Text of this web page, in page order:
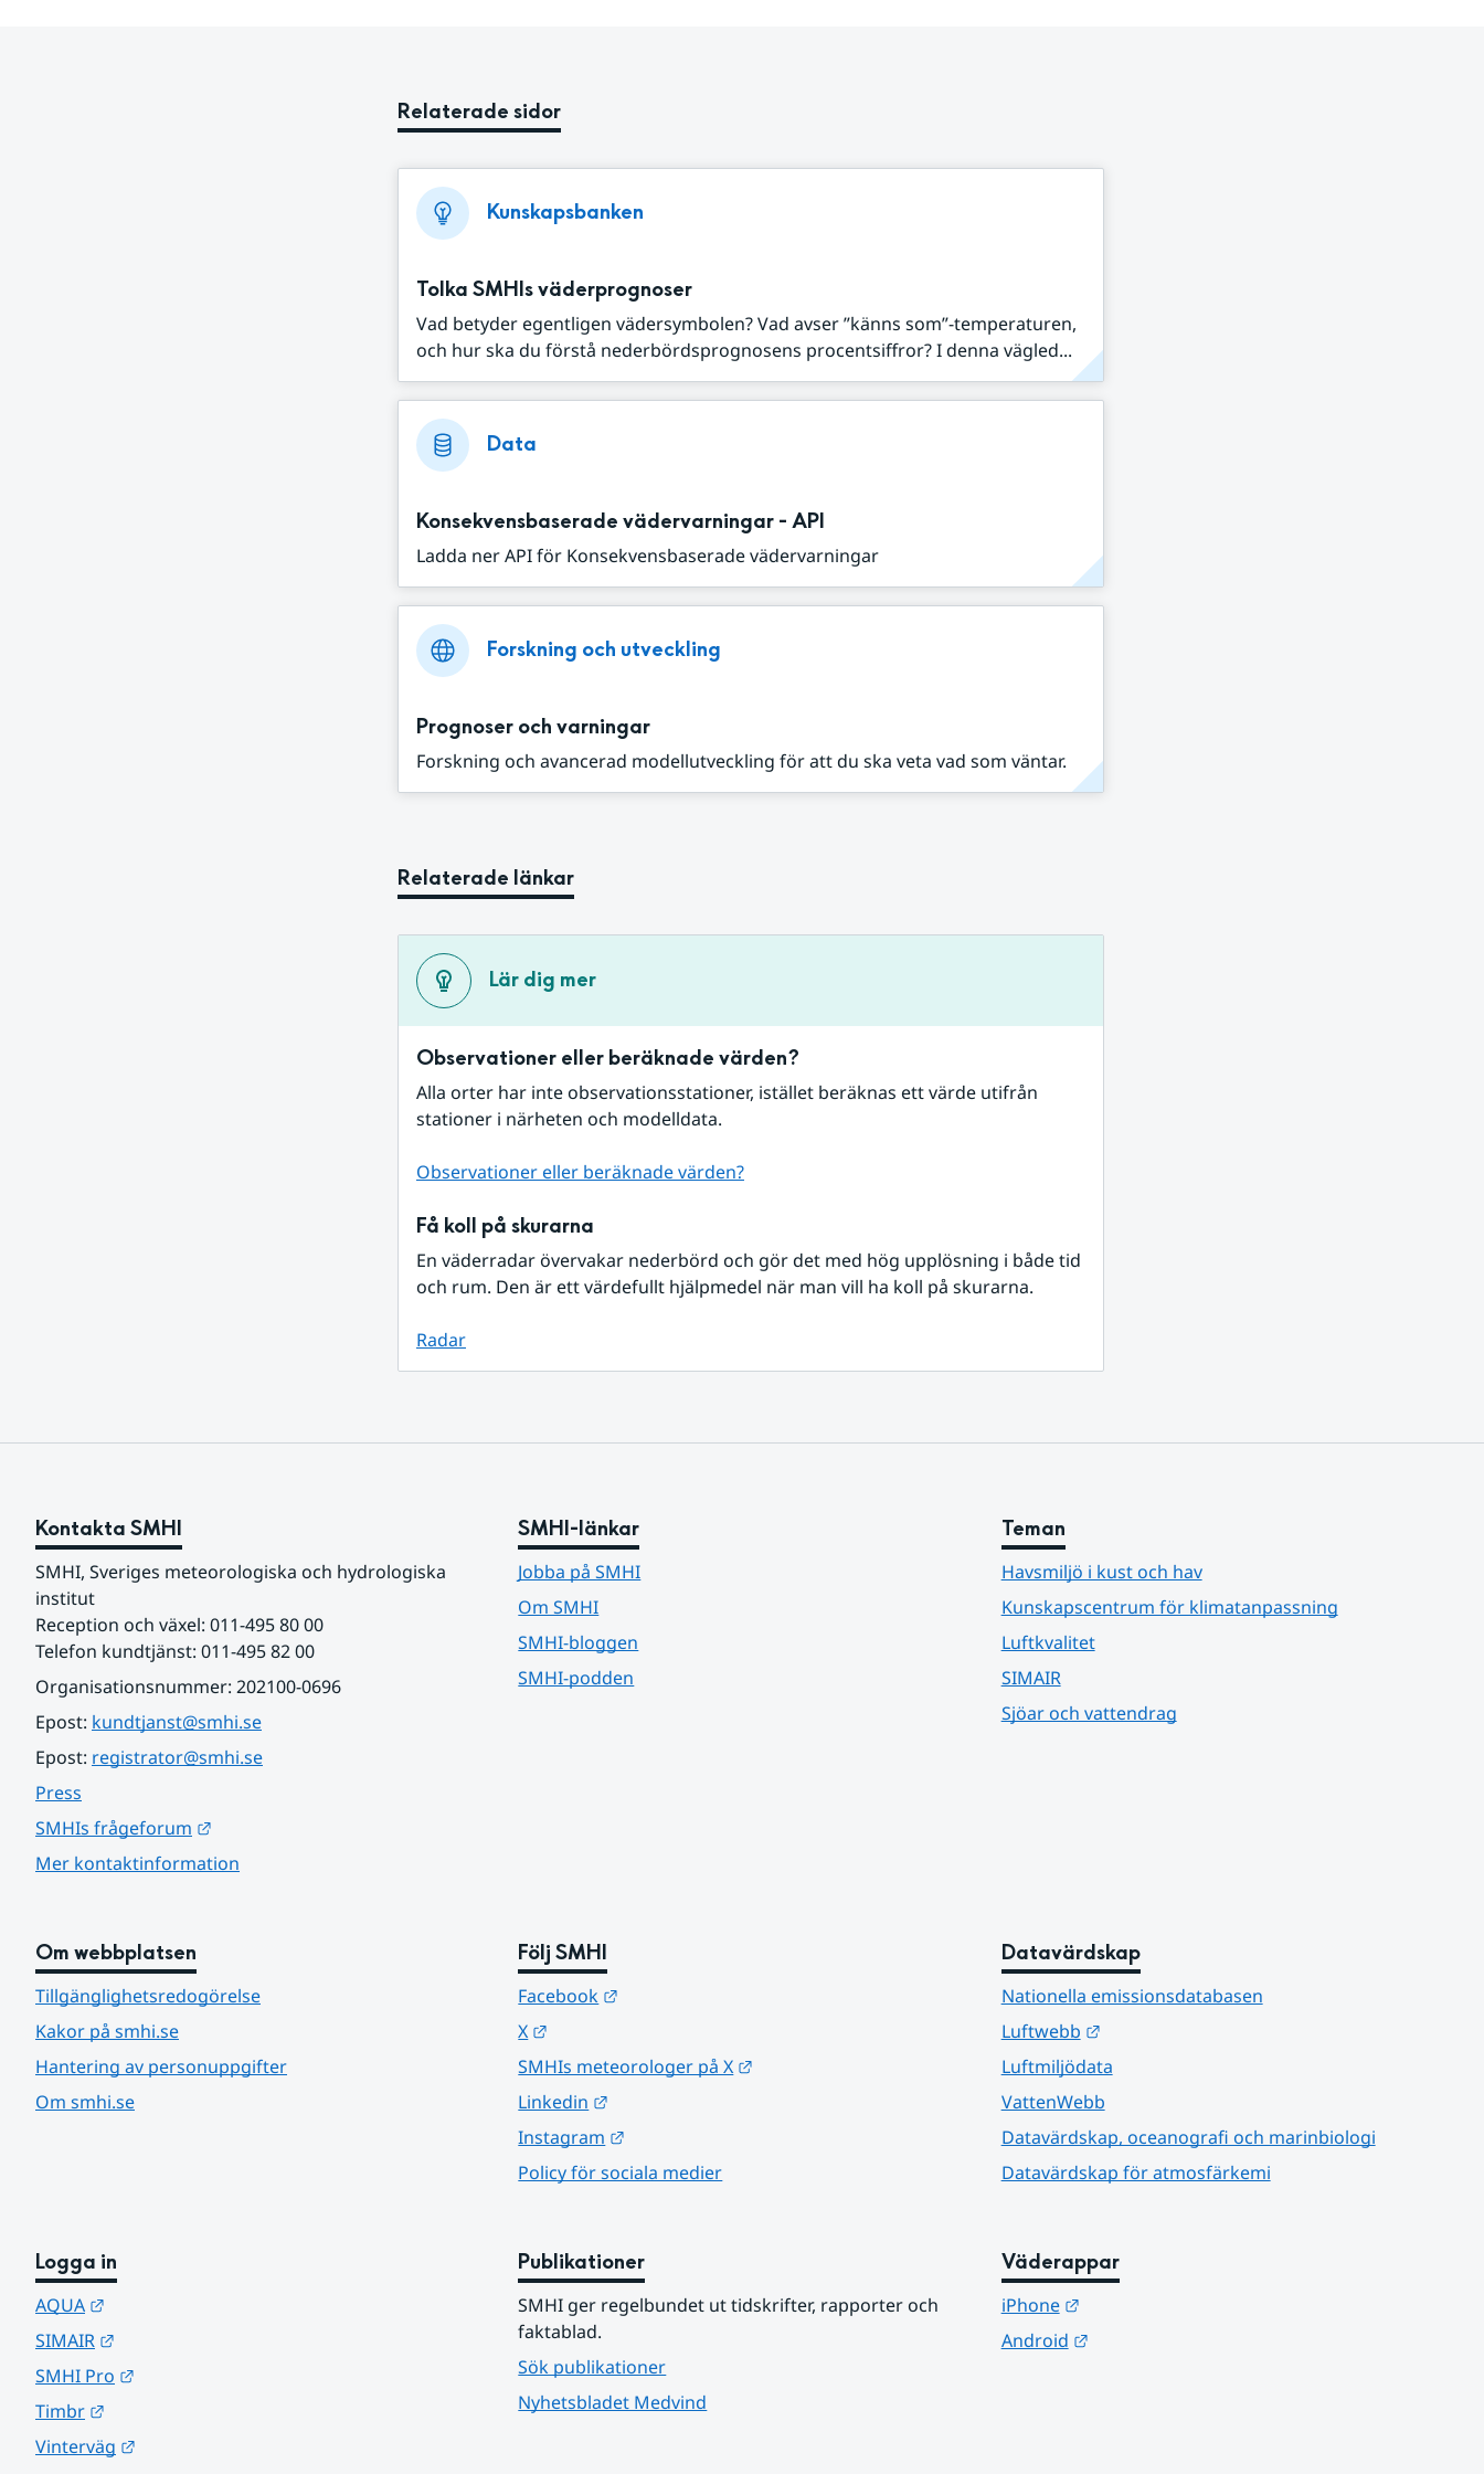
Relaterade sidor
Kunskapsbanken
Tolka SMHIs väderprognoser
Vad betyder egentligen vädersymbolen? Vad avser ”känns som”-temperaturen,
och hur ska du förstå nederbördsprognosens procentsiffror? I denna vägled...
Data
Konsekvensbaserade vädervarningar - API
Ladda ner API för Konsekvensbaserade vädervarningar
Forskning och utveckling
Prognoser och varningar
Forskning och avancerad modellutveckling för att du ska veta vad som väntar.
Relaterade länkar
Lär dig mer
Observationer eller beräknade värden?
Alla orter har inte observationsstationer, istället beräknas ett värde utifrån
stationer i närheten och modelldata.
Observationer eller beräknade värden?
Få koll på skurarna
En väderradar övervakar nederbörd och gör det med hög upplösning i både tid
och rum. Den är ett värdefullt hjälpmedel när man vill ha koll på skurarna.
Radar
Kontakta SMHI
SMHI, Sveriges meteorologiska och hydrologiska
institut
Reception och växel: 011-495 80 00
Telefon kundtjänst: 011-495 82 00
Organisationsnummer: 202100-0696
Epost: kundtjanst@smhi.se
Epost: registrator@smhi.se
Press
SMHIs frågeforum
Mer kontaktinformation
SMHI-länkar
Jobba på SMHI
Om SMHI
SMHI-bloggen
SMHI-podden
Teman
Havsmiljö i kust och hav
Kunskapscentrum för klimatanpassning
Luftkvalitet
SIMAIR
Sjöar och vattendrag
Om webbplatsen
Tillgänglighetsredogörelse
Kakor på smhi.se
Hantering av personuppgifter
Om smhi.se
Följ SMHI
Facebook
X
SMHIs meteorologer på X
Linkedin
Instagram
Policy för sociala medier
Datavärdskap
Nationella emissionsdatabasen
Luftwebb
Länk till annan webbplats.
Luftmiljödata
VattenWebb
Datavärdskap, oceanografi och marinbiologi
Datavärdskap för atmosfärkemi
Logga in
AQUA
SIMAIR
SMHI Pro
Timbr
Vinterväg
Publikationer
SMHI ger regelbundet ut tidskrifter, rapporter och
faktablad.
Sök publikationer
Nyhetsbladet Medvind
Väderappar
iPhone
Länk till annan webbplats.
Android
Länk till annan webbplats.